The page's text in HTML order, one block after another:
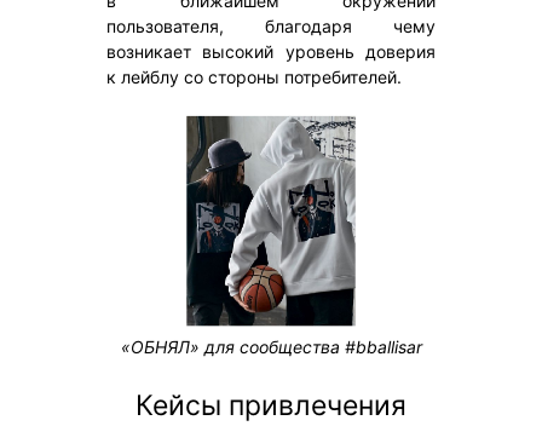
пользователя, благодаря чему
возникает высокий уровень доверия
к лейблу со стороны потребителей.
«ОБНЯЛ» для сообщества #bballisar
Кейсы привлечения